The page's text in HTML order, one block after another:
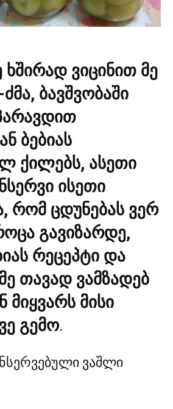
ხშირად ვიცინით მე
ბავშვობაში
ბებიას
ქილებს, ასეთი
ისეთი
რომ ცდუნებას ვერ
გავიზარდე,
რეცეპტი და
თავად ვამზადებ
მიყვარს მისი
გემო.
ვაშლი